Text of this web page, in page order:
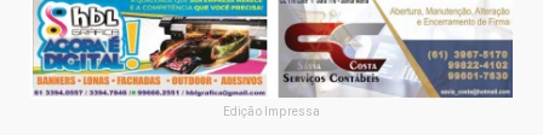
Edição Impressa